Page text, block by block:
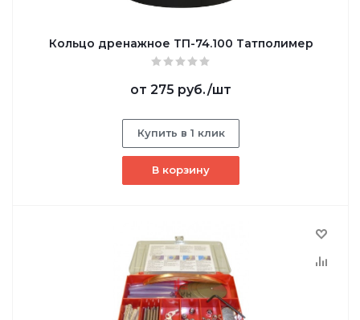
Кольцо дренажное ТП-74.100 Татполимер
от 275 руб./шт
Купить в 1 клик
В корзину